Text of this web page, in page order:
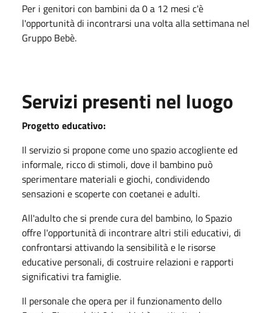
Per i genitori con bambini da 0 a 12 mesi c'è
l'opportunità di incontrarsi una volta alla settimana nel
Gruppo Bebè.
Servizi presenti nel luogo
Progetto educativo:
Il servizio si propone come uno spazio accogliente ed
informale, ricco di stimoli, dove il bambino può
sperimentare materiali e giochi, condividendo
sensazioni e scoperte con coetanei e adulti.
All'adulto che si prende cura del bambino, lo Spazio
offre l'opportunità di incontrare altri stili educativi, di
confrontarsi attivando la sensibilità e le risorse
educative personali, di costruire relazioni e rapporti
significativi tra famiglie.
Il personale che opera per il funzionamento dello